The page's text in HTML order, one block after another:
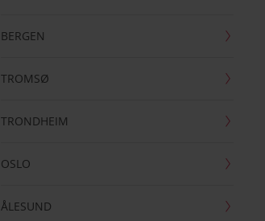
BERGEN
TROMSØ
TRONDHEIM
OSLO
ÅLESUND